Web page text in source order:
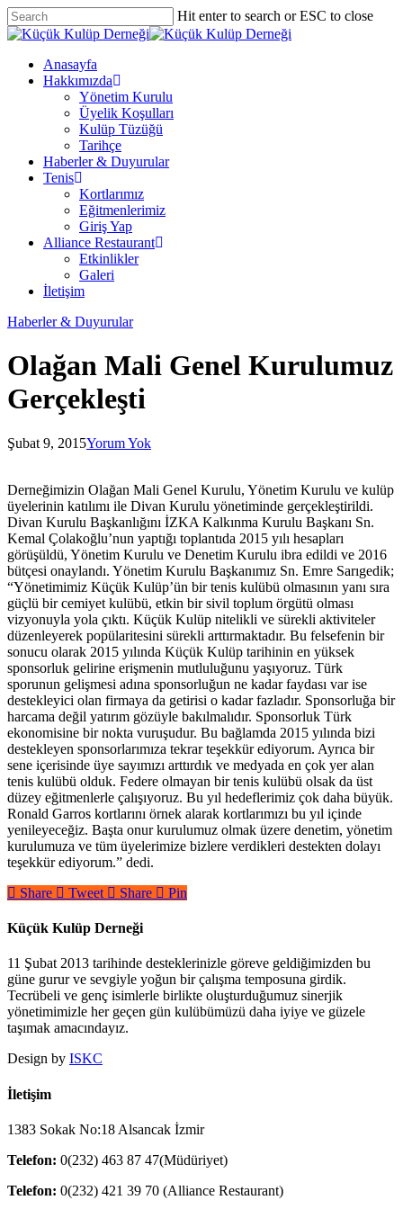
Skip
to
content
Hit enter to search or ESC to close
Close
Menu
Anasayfa
Hakkımızda
Yönetim Kurulu
Üyelik Koşulları
Kulüp Tüzüğü
Tarihçe
Haberler & Duyurular
Tenis
Kortlarımız
Eğitmenlerimiz
Giriş Yap
Alliance Restaurant
Etkinlikler
Galeri
İletişim
Haberler & Duyurular
Olağan Mali Genel Kurulumuz
Gerçekleşti
Şubat 9, 2015Yorum Yok
Derneğimizin Olağan Mali Genel Kurulu, Yönetim Kurulu ve kulüp
üyelerinin katılımı ile Divan Kurulu yönetiminde gerçekleştirildi.
Divan Kurulu Başkanlığını İZKA Kalkınma Kurulu Başkanı Sn.
Kemal Çolakoğlu’nun yaptığı toplantıda 2015 yılı hesapları
görüşüldü, Yönetim Kurulu ve Denetim Kurulu ibra edildi ve 2016
bütçesi onaylandı. Yönetim Kurulu Başkanımız Sn. Emre Sarıgedik;
“Yönetimimiz Küçük Kulüp’ün bir tenis kulübü olmasının yanı sıra
güçlü bir cemiyet kulübü, etkin bir sivil toplum örgütü olması
vizyonuyla yola çıktı. Küçük Kulüp nitelikli ve sürekli aktiviteler
düzenleyerek popülaritesini sürekli arttırmaktadır. Bu felsefenin bir
sonucu olarak 2015 yılında Küçük Kulüp tarihinin en yüksek
sponsorluk gelirine erişmenin mutluluğunu yaşıyoruz. Türk
sporunun gelişmesi adına sponsorluğun ne kadar faydası var ise
destekleyici olan firmaya da getirisi o kadar fazladır. Sponsorluğa bir
harcama değil yatırım gözüyle bakılmalıdır. Sponsorluk Türk
ekonomisine bir nokta vuruşudur. Bu bağlamda 2015 yılında bizi
destekleyen sponsorlarımıza tekrar teşekkür ediyorum. Ayrıca bir
sene içerisinde üye sayımızı arttırdık ve medyada en çok yer alan
tenis kulübü olduk. Federe olmayan bir tenis kulübü olsak da üst
düzey eğitmenlerle çalışıyoruz. Bu yıl hedeflerimiz çok daha büyük.
Ronald Garros kortlarını örnek alarak kortlarımızı bu yıl içinde
yenileyeceğiz. Başta onur kurulumuz olmak üzere denetim, yönetim
kurulumuza ve tüm üyelerimize bizlere verdikleri destekten dolayı
teşekkür ediyorum.” dedi.
Share
Tweet Share Pin
Küçük Kulüp Derneği
11 Şubat 2013 tarihinde desteklerinizle göreve geldiğimizden bu
güne gurur ve sevgiyle yoğun bir çalışma temposuna girdik.
Tecrübeli ve genç isimlerle birlikte oluşturduğumuz sinerjik
yönetimimizle her geçen gün kulübümüzü daha iyiye ve güzele
taşımak amacındayız.
Design by ISKC
İletişim
1383 Sokak No:18 Alsancak İzmir
Telefon: 0(232) 463 87 47(Müdüriyet)
Telefon: 0(232) 421 39 70 (Alliance Restaurant)